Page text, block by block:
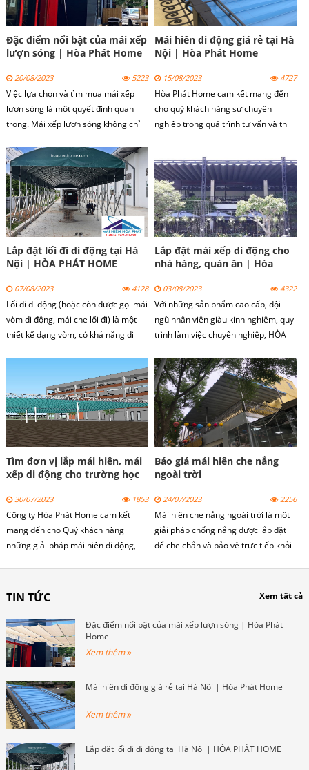
Đặc điểm nổi bật của mái xếp
lượn sóng | Hòa Phát Home
20/08/2023 5223
Việc lựa chọn và tìm mua mái xếp
lượn sóng là một quyết định quan
trọng. Mái xếp lượn sóng không chỉ
mưa mà còn tăng tính thẩm mỹ và
tiện ích cho không gian sống ngoài
trời.
Mái hiên di động giá rẻ tại Hà
Nội | Hòa Phát Home
15/08/2023 4727
Hòa Phát Home cam kết mang đến
cho quý khách hàng sự chuyên
nghiệp trong quá trình tư vấn và thi
Lắp đặt lối đi di động tại Hà
Nội | HÒA PHÁT HOME
07/08/2023 4128
Lối đi di động (hoặc còn được gọi mái
vòm di động, mái che lối đi) là một
thiết kế dạng vòm, có khả năng di
Lắp đặt mái xếp di động cho
nhà hàng, quán ăn | Hòa
03/08/2023 4322
Với những sản phẩm cao cấp, đội
ngũ nhân viên giàu kinh nghiệm, quy
trình làm việc chuyên nghiệp, HÒA
tốt nhất, làm hài lòng tất cả quý
khách hàng.
Tìm đơn vị lắp mái hiên, mái
xếp di động cho trường học
30/07/2023 1853
Công ty Hòa Phát Home cam kết
mang đến cho Quý khách hàng
những giải pháp mái hiên di động,
đủ các yêu cầu về thiết kế và lựa
chúng tôi sẽ tư vấn và hỗ trợ Quý
khách hàng trong quá trình chọn
mẫu và thiết kế mái che trường học
phù hợp.
Báo giá mái hiên che nắng
ngoài trời
24/07/2023 2256
Mái hiên che nắng ngoài trời là một
giải pháp chống nắng được lắp đặt
để che chắn và bảo vệ trực tiếp khỏi
trời có thể có nhiều kiểu dáng và vật
cầu và phong cách của không gian.
TIN TỨC Xem tất cả
Đặc điểm nổi bật của mái xếp lượn sóng | Hòa Phát
Home
Xem thêm
Mái hiên di động giá rẻ tại Hà Nội | Hòa Phát Home
Xem thêm
Lắp đặt lối đi di động tại Hà Nội | HÒA PHÁT HOME